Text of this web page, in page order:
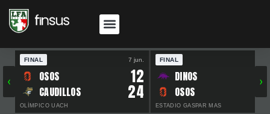
‹
FINAL 7 jun.
OSOS 12
CAUDILLOS 24
OLÍMPICO UACH
FINAL
DINOS
OSOS
ESTADIO GASPAR MAS
›